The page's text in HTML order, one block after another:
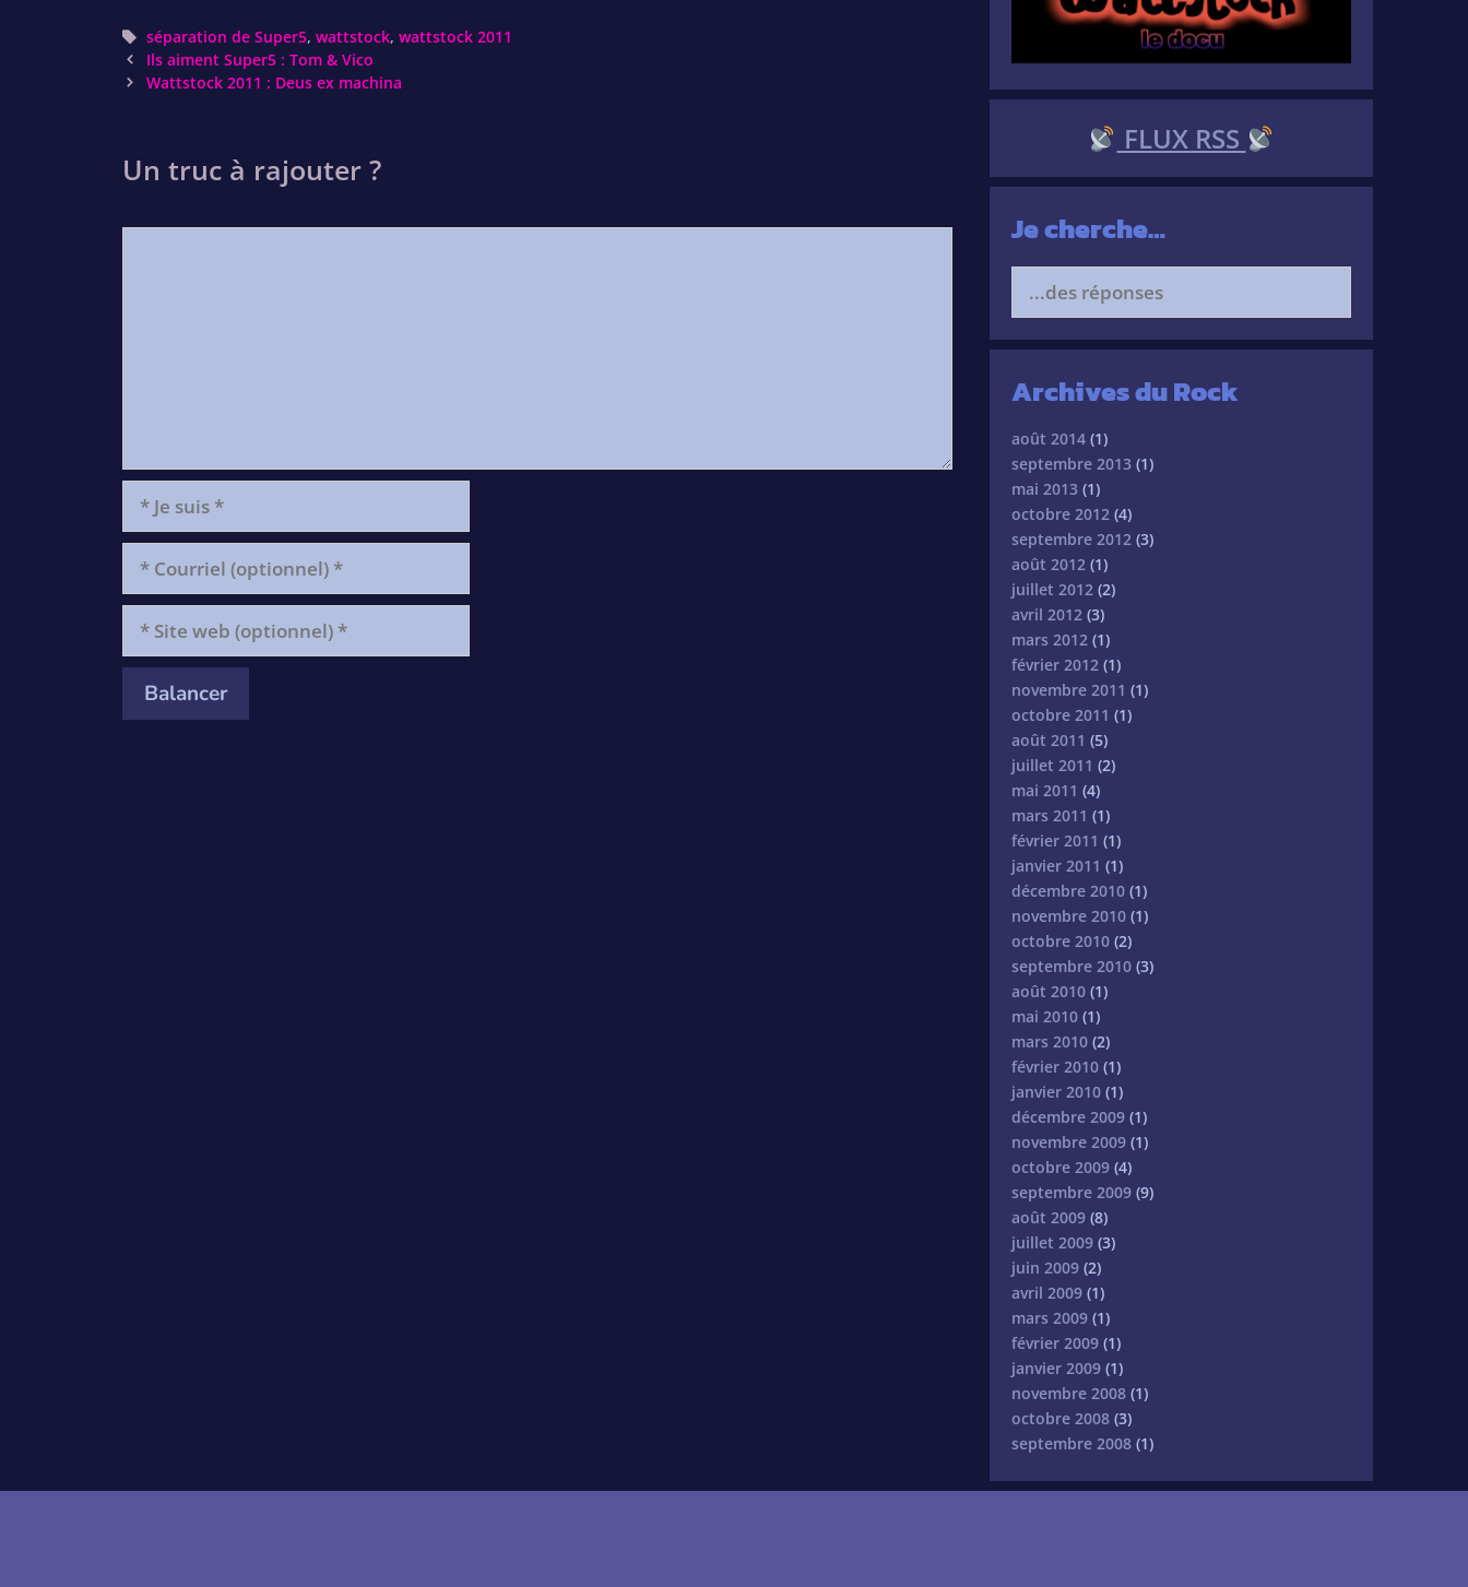
Tags
séparation de Super5, wattstock, wattstock 2011
Post
navigation
Ils aiment Super5 : Tom & Vico
Wattstock 2011 : Deus ex machina
Un truc à rajouter ?
suis
Courriel
(optionnel)
Site
web
(optionnel)
FLUX RSS
Je cherche…
for:
Archives du Rock
août 2014 (1)
septembre 2013 (1)
mai 2013 (1)
octobre 2012 (4)
septembre 2012 (3)
août 2012 (1)
juillet 2012 (2)
avril 2012 (3)
mars 2012 (1)
février 2012 (1)
novembre 2011 (1)
octobre 2011 (1)
août 2011 (5)
juillet 2011 (2)
mai 2011 (4)
mars 2011 (1)
février 2011 (1)
janvier 2011 (1)
décembre 2010 (1)
novembre 2010 (1)
octobre 2010 (2)
septembre 2010 (3)
août 2010 (1)
mai 2010 (1)
mars 2010 (2)
février 2010 (1)
janvier 2010 (1)
décembre 2009 (1)
novembre 2009 (1)
octobre 2009 (4)
septembre 2009 (9)
août 2009 (8)
juillet 2009 (3)
juin 2009 (2)
avril 2009 (1)
mars 2009 (1)
février 2009 (1)
janvier 2009 (1)
novembre 2008 (1)
octobre 2008 (3)
septembre 2008 (1)